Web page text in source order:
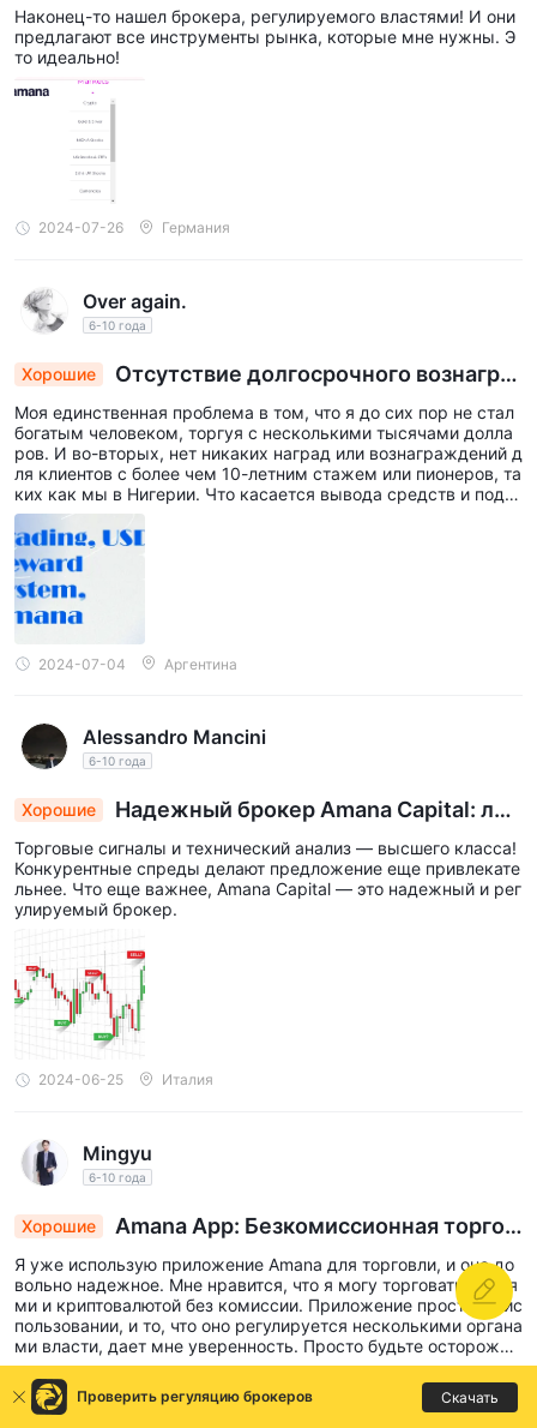
Наконец-то нашел брокера, регулируемого властями! И они
предлагают все инструменты рынка, которые мне нужны. Э
то идеально!
2024-07-26 Германия
Over again.
6-10 года
Хорошие
Отсутствие долгосрочного вознагра
ждения для трейдеров: обзор Amana Capital
Моя единственная проблема в том, что я до сих пор не стал
богатым человеком, торгуя с несколькими тысячами долла
ров. И во-вторых, нет никаких наград или вознаграждений д
ля клиентов с более чем 10-летним стажем или пионеров, та
ких как мы в Нигерии. Что касается вывода средств и подо
бного, Amana Capital отлично справляется.
2024-07-04 Аргентина
Alessandro Mancini
6-10 года
Хорошие
Надежный брокер Amana Capital: луч
шие торговые сигналы, конкурентные спреды,
регулируемая безопасность
Торговые сигналы и технический анализ — высшего класса!
Конкурентные спреды делают предложение еще привлекате
льнее. Что еще важнее, Amana Capital — это надежный и рег
улируемый брокер.
2024-06-25 Италия
Mingyu
6-10 года
Хорошие
Amana App: Безкомиссионная торгов
ля с осторожностью по кредитному плечу в во
латильности криптовалюты
Я уже использую приложение Amana для торговли, и оно до
вольно надежное. Мне нравится, что я могу торговать акция
ми и криптовалютой без комиссии. Приложение простое в ис
пользовании, и то, что оно регулируется несколькими органа
ми власти, дает мне уверенность. Просто будьте осторожны
с вариантами торговли с плечом, особенно в криптовалюте -
она очень волатильна!
Проверить регуляцию брокеров Скачать